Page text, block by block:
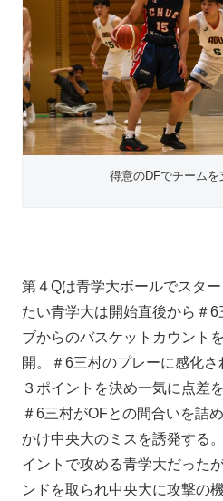
得意のDFでチーム
第４Qは青学大ボールでスタ
たい青学大は開始直後から＃
ブからのバスケットカウント
開。＃6三村のプレーに感化
３ポイントを決め一気に点差
＃6三村がOFとの間合いを詰
かけ中央大のミスを誘発する
イントで攻める青学大だった
ンドを取られ中央大に攻撃の